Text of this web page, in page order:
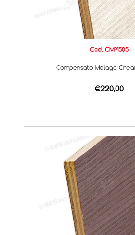
Cod. CMP1505
Compensato Malaga
€220,00